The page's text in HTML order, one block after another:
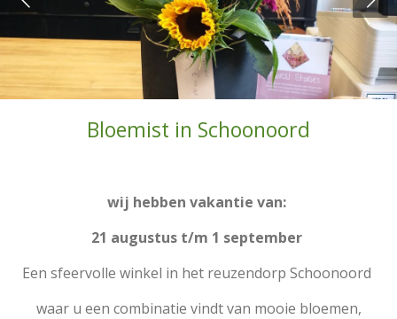
Bloemist in Schoonoord
wij hebben vakantie van:
21 augustus t/m 1 september
Een sfeervolle winkel in het reuzendorp Schoonoord
waar u een combinatie vindt van mooie bloemen,